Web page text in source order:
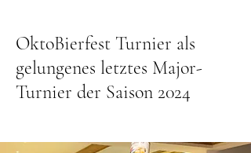
OktoBierfest Turnier als
gelungenes letztes Major-
Turnier der Saison 2024